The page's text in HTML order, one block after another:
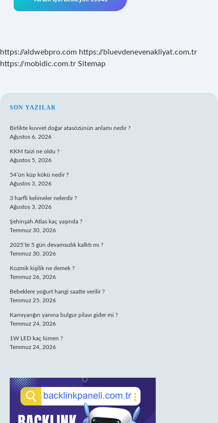
https://aldwebpro.com https://bluevdenevenakliyat.com.tr
https://mobidic.com.tr Sitemap
SIDEBAR
SON YAZILAR
Birlikte kuvvet doğar atasözünün anlamı nedir ?
Ağustos 6, 2026
KKM faizi ne oldu ?
Ağustos 5, 2026
54’ün küp kökü nedir ?
Ağustos 3, 2026
3 harfli kelimeler nelerdir ?
Ağustos 3, 2026
Şehinşah Atlas kaç yaşında ?
Temmuz 30, 2026
2025’te 5 gün devamsızlık kalktı mı ?
Temmuz 30, 2026
Kozmik kişilik ne demek ?
Temmuz 26, 2026
Bebeklere yoğurt hangi saatte verilir ?
Temmuz 25, 2026
Karnıyarığın yanına bulgur pilavı gider mi ?
Temmuz 24, 2026
1W LED kaç lümen ?
Temmuz 24, 2026